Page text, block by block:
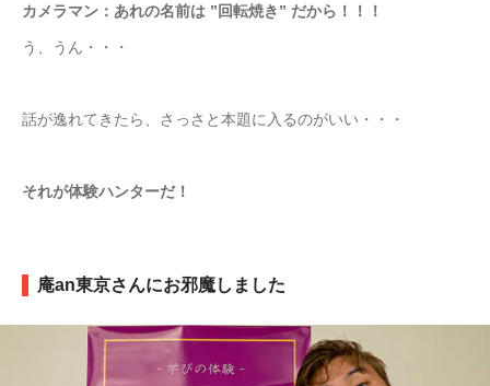
カメラマン：あれの名前は ”回転焼き” だから！！！
う、うん・・・
話が逸れてきたら、さっさと本題に入るのがいい・・・
それが体験ハンターだ！
庵an東京さんにお邪魔しました